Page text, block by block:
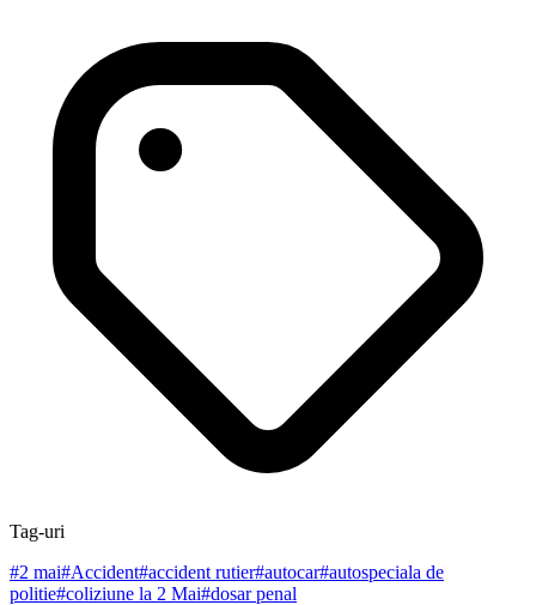
Tag-uri
#2 mai#Accident#accident rutier#autocar#autospeciala de
politie#coliziune la 2 Mai#dosar penal